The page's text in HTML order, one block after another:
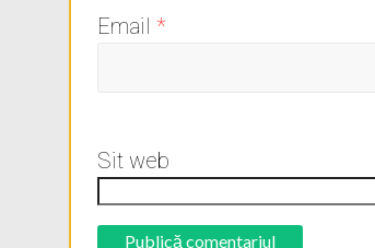
Email*
Sit web